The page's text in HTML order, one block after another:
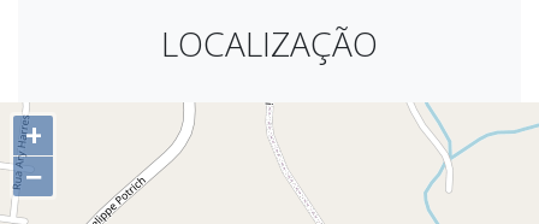
LOCALIZAÇÃO
+
−